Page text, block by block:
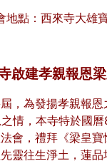
地點：西來寺大雄
啟建孝親報恩
，為發揚孝親報
情，本寺特於國
會，禮拜《梁皇
靈往生淨土，蓮